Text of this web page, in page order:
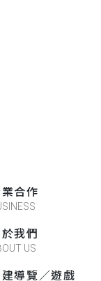
合作
我們
US
導覽／遊戲